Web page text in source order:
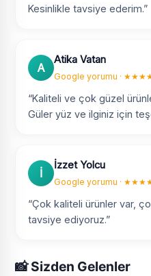
Kesinlikle tavsiye ederim.”
A
Atika Vatan
Google yorumu ·
“Kaliteli ve çok güzel
Güler yüz ve ilginiz için
İ
İzzet Yolcu
Google yorumu ·
“Çok kaliteli ürünler var,
tavsiye ediyoruz.”
📸 Sizden Gelenler